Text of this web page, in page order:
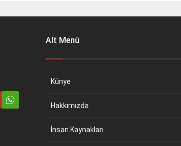
Alt Menü
Künye
Hakkımızda
İnsan Kaynakları